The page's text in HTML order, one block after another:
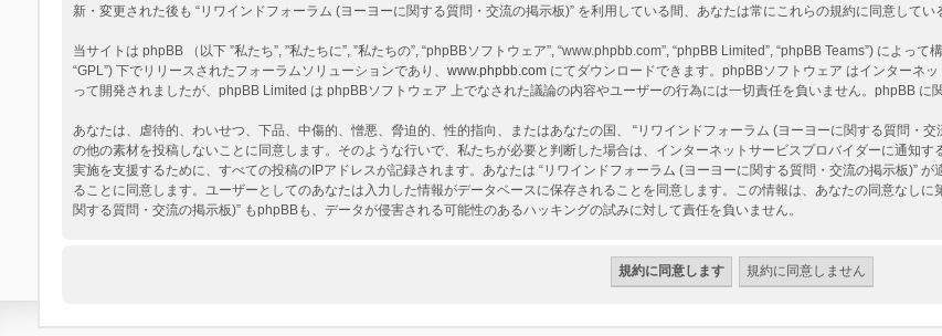
新・変更された後も “リワインドフォーラム (ヨーヨーに関する質問・交流の掲示板)” を利用している間、あなたは常にこれらの規約に同意してい
当サイトは phpBB （以下 ”私たち”, ”私たちに”, ”私たちの”, “phpBBソフトウェア”, “www.phpbb.com”, “phpBB Limited”, “phpBB Teams”) によっ
“GPL”) 下でリリースされたフォーラムソリューションであり、 www.phpbb.comにてダウンロードできます。phpBBソフトウェア はインターネ
って開発されましたが、phpBB Limited は phpBBソフトウェア 上でなされた議論の内容やユーザーの行為には一切責任を負いません。phpBB に
あなたは、虐待的、わいせつ、下品、中傷的、憎悪、脅迫的、性的指向、またはあなたの国、 “リワインドフォーラム (ヨーヨーに関する質問・
の他の素材を投稿しないことに同意します。そのような行いで、私たちが必要と判断した場合は、インターネットサービスプロバイダーに通知
実施を支援するために、すべての投稿のIPアドレスが記録されます。あなたは “リワインドフォーラム (ヨーヨーに関する質問・交流の掲示板)”
ることに同意します。ユーザーとしてのあなたは入力した情報がデータベースに保存されることを同意します。この情報は、あなたの同意なし
関する質問・交流の掲示板)” もphpBBも、データが侵害される可能性のあるハッキングの試みに対して責任を負いません。